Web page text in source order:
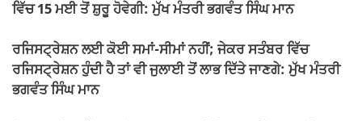
ਵਿੱਚ 15 ਮਈ ਤੋਂ ਸ਼ੁਰੂ ਹੋਵੇਗੀ: ਮੁੱਖ ਮੰਤਰੀ ਭਗਵੰਤ ਸਿੰਘ ਮਾਨ
ਰਜਿਸਟ੍ਰੇਸ਼ਨ ਲਈ ਕੋਈ ਸਮਾਂ-ਸੀਮਾਂ ਨਹੀਂ; ਜੇਕਰ ਸਤੰਬਰ ਵਿੱਚ
ਰਜਿਸਟ੍ਰੇਸ਼ਨ ਹੁੰਦੀ ਹੈ ਤਾਂ ਵੀ ਜੁਲਾਈ ਤੋਂ ਲਾਭ ਦਿੱਤੇ ਜਾਣਗੇ: ਮੁੱਖ ਮੰਤਰੀ
ਭਗਵੰਤ ਸਿੰਘ ਮਾਨ